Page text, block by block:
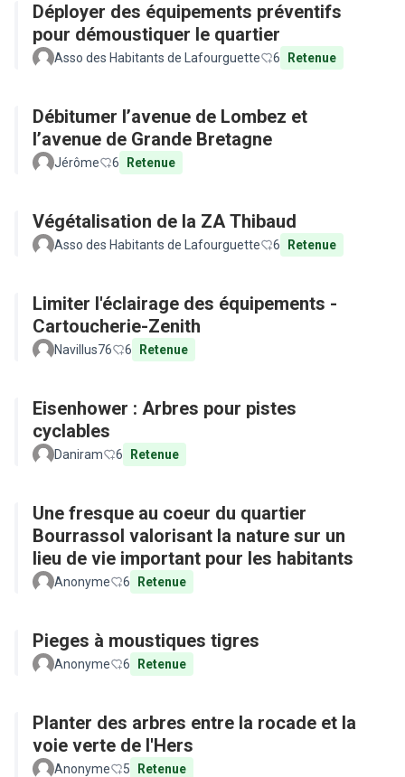
Déployer des équipements préventifs
pour démoustiquer le quartier
Asso des Habitants de Lafourguette 6 Retenue
Débitumer l’avenue de Lombez et
l’avenue de Grande Bretagne
Jérôme 6 Retenue
Végétalisation de la ZA Thibaud
Asso des Habitants de Lafourguette 6 Retenue
Limiter l'éclairage des équipements -
Cartoucherie-Zenith
Navillus76 6 Retenue
Eisenhower : Arbres pour pistes
cyclables
Daniram 6 Retenue
Une fresque au coeur du quartier
Bourrassol valorisant la nature sur un
lieu de vie important pour les habitants
Anonyme 6 Retenue
Pieges à moustiques tigres
Anonyme 6 Retenue
Planter des arbres entre la rocade et la
voie verte de l'Hers
Anonyme 5 Retenue